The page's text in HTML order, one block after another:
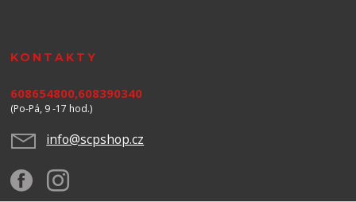
KONTAKTY
608654800,608390340
(Po-Pá, 9 -17 hod.)
info@scpshop.cz